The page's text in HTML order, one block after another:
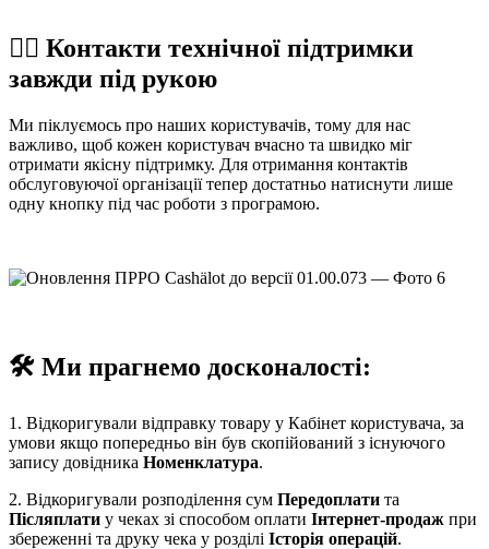
☝🏻 Контакти технічної підтримки
завжди під рукою
Ми піклуємось про наших користувачів, тому для нас
важливо, щоб кожен користувач вчасно та швидко міг
отримати якісну підтримку. Для отримання контактів
обслуговуючої організації тепер достатньо натиснути лише
одну кнопку під час роботи з програмою.
🛠 Ми прагнемо досконалості:
1. Відкоригували відправку товару у Кабінет користувача, за
умови якщо попередньо він був скопійований з існуючого
запису довідника Номенклатура.
2. Відкоригували розподілення сум Передоплати та
Післяплати у чеках зі способом оплати Інтернет-продаж при
збереженні та друку чека у розділі Історія операцій.